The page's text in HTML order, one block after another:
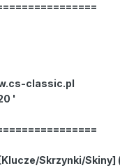
classic.pl
'
Skrzynki/Skiny]